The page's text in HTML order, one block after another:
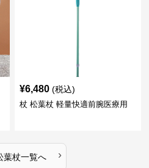
¥6,480 (税込)
杖 松葉杖 軽量快適前腕医療用
葉杖一覧へ ›